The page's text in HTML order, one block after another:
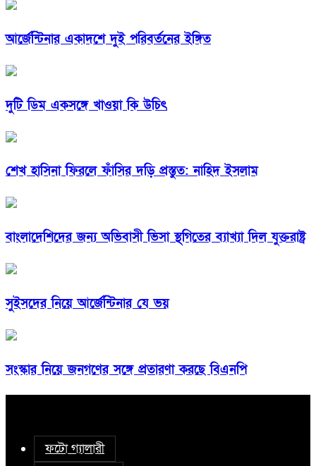
আর্জেন্টিনার একাদশে দুই পরিবর্তনের ইঙ্গিত
দুটি ডিম একসঙ্গে খাওয়া কি উচিৎ
শেখ হাসিনা ফিরলে ফাঁসির দড়ি প্রস্তুত: নাহিদ ইসলাম
বাংলাদেশিদের জন্য অভিবাসী ভিসা স্থগিতের ব্যাখ্যা দিল যুক্তরাষ্ট্র
সুইসদের নিয়ে আর্জেন্টিনার যে ভয়
সংস্কার নিয়ে জনগণের সঙ্গে প্রতারণা করছে বিএনপি
ফটো গ্যালারী